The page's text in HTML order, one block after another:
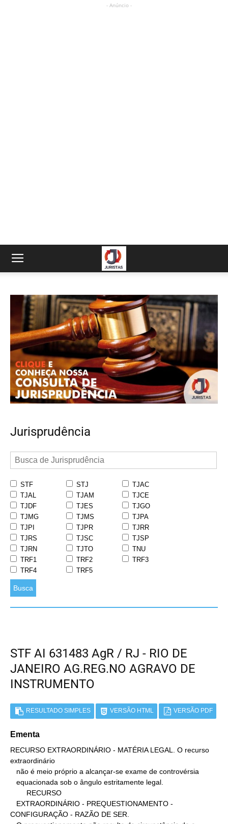
- Anúncio -
Jurisprudência
STF STJ
TJAC
TJAL
TJAM
TJCE
TJDF
TJES
TJGO
TJMG
TJMS
TJPA
TJPI
TJPR
TJRR
TJRS
TJSC
TJSP
TJRN
TJTO
TNU
TRF1
TRF2
TRF3
TRF4
TRF5
Busca
STF AI 631483 AgR / RJ - RIO DE
JANEIRO AG.REG.NO AGRAVO DE
INSTRUMENTO
RESULTADO SIMPLES VERSÃO HTML VERSÃO PDF
Ementa
RECURSO EXTRAORDINÁRIO - MATÉRIA LEGAL. O recurso
extraordinário
CONFIGURAÇÃO - RAZÃO DE SER.